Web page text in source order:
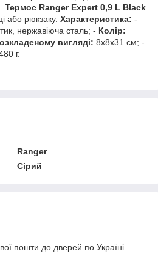
Термос Ranger Expert 0,9 L Black
або рюкзаку. Характеристика: -
нержавіюча сталь; - Колір:
вигляді: 8х8х31 см; -
г.
Ranger
Сірий
пошти до дверей по Україні.